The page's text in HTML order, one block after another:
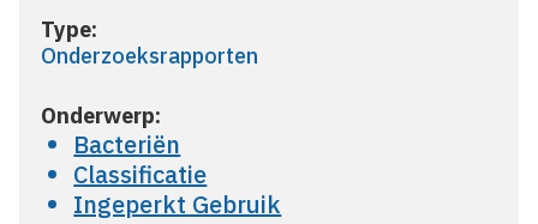
Type:
Onderzoeksrapporten
Onderwerp:
Bacteriën
Classificatie
Ingeperkt Gebruik